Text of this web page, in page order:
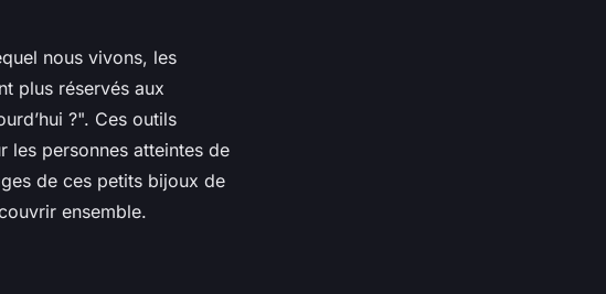
nous vivons, les
plus réservés aux
?". Ces outils
les personnes atteintes de
de ces petits bijoux de
ensemble.